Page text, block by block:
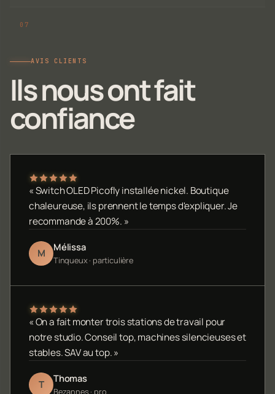
AVIS CLIENTS
Ils nous ont fait
confiance
« Switch OLED Picofly installée nickel. Boutique
chaleureuse, ils prennent le temps d'expliquer. Je
recommande à 200%. »
M Mélissa
Tinqueux · particulière
« On a fait monter trois stations de travail pour
notre studio. Conseil top, machines silencieuses et
stables. SAV au top. »
T Thomas
Bezannes · pro